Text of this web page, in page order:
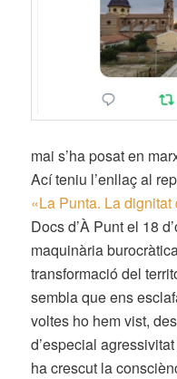
mai s’ha posat en
Ací teniu l’enllaç al
«La Punta. La
Docs d’À Punt el 18
maquinària
transformació del
sembla que ens
voltes ho hem vist,
d’especial
ha crescut la